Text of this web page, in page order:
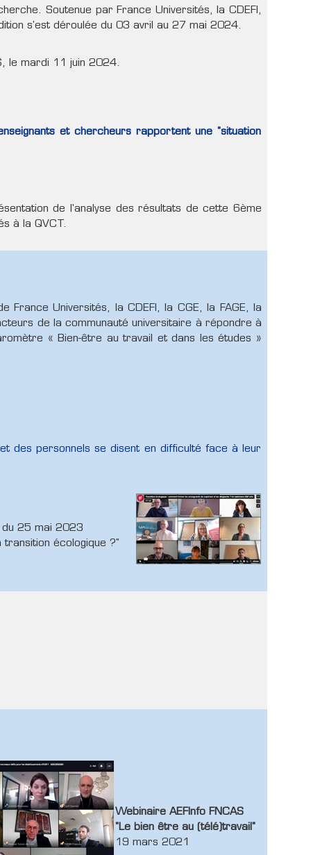
Soutenue par France Universités, la CDEFI,
s'est déroulée du 03 avril au 27 mai 2024.
le mardi 11 juin 2024.
et chercheurs rapportent une "situation
de l'analyse des résultats de cette 6ème
à la QVCT.
France Universités, la CDEFI, la CGE, la FAGE, la
de la communauté universitaire à répondre à
« Bien-être au travail et dans les études »
des personnels se disent en difficulté face à leur
du 25 mai 2023
transition écologique ?"
Webinaire AEFInfo FNCAS
"Le bien être au (télé)travail"
19 mars 2021